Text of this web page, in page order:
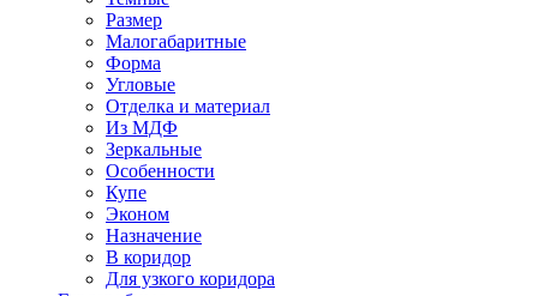
Размер
Малогабаритные
Форма
Угловые
Отделка и материал
Из МДФ
Зеркальные
Особенности
Купе
Эконом
Назначение
В коридор
Для узкого коридора